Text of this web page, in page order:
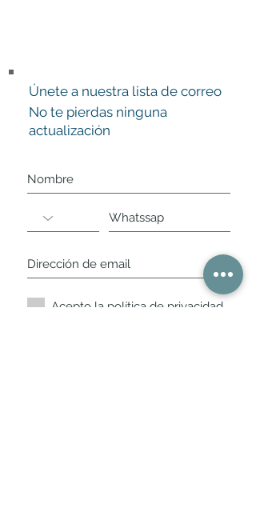
Únete a nuestra lista de correo
No te pierdas ninguna
actualización
Acepto la política de privacidad.